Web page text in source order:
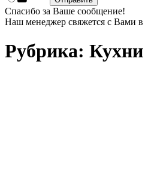
Спасибо за Ваше сообщение!
Наш менеджер свяжется с Вами
Рубрика: Кухни